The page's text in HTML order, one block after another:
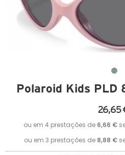
Polaroid Kids PLD
26,65